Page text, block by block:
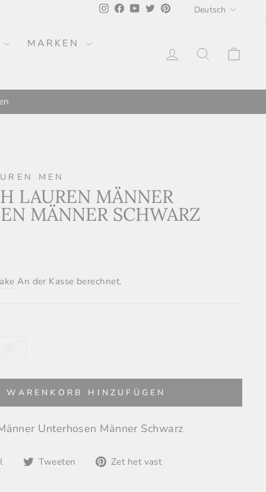
Instagram
Facebook
YouTube
TwitterPinterestDeutsch
MARKEN
EINLOGGEN
MEN
LAUREN MÄNNER
MÄNNER SCHWARZ
An der Kasse berechnet.
WARENKORB HINZUFÜGEN
Unterhosen Männer Schwarz
DelenTweeten
TweetenZet het vast